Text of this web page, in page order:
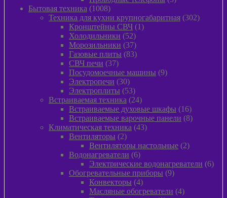
Бытовая техника 10081008
товаров
Техника для кухни крупногабаритная 302302
Кронштейны СВЧ 11
Холодильники 5252
товара
Морозильники 3737
товаров
Газовые плиты 8383
СВЧ печи 3737
товаров
Посудомоечные машины 99
Электропечи 3030
товаров
Электроплиты 5353
товара
Встраиваемая техника 2424
товара
Встраиваемые духовые шкафы 1616
товаров
Встраиваемые варочные панели 88
Климатическая техника 4343
Вентиляторы 22
товара
Вентиляторы настольные 22
Водонагреватели 66
товаров
Электрические водонагреватели 66
Обогревательные приборы 99
Конвекторы 44
товара
Масляные обогреватели 44